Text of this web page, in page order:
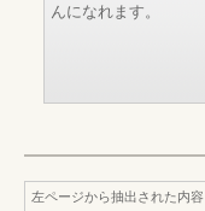
んになれます。
左ページから抽出された内容